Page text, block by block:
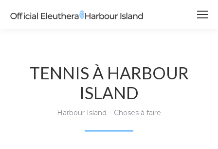
TENNIS À HARBOUR
ISLAND
Harbour Island – Choses à faire